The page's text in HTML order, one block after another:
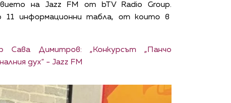
на Jazz FM от bTV Radio Group.
11 информационни табла, от които в
Димитров: „Конкурсът „Панчо
дух“ - Jazz FM